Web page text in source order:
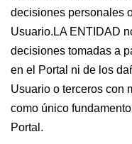
decisiones personales
Usuario.LA ENTIDAD
decisiones tomadas a
en el Portal ni de los
Usuario o terceros con
como único
Portal.